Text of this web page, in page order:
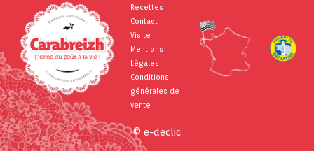
actu
Recettes
Contact
Visite
Mentions
Légales
Conditions
générales de
vente
© e-declic